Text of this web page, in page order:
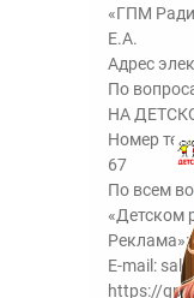
«ГПМ
Е.А.
Адрес
По
НА
Номер
67
По всем
«Детском
Реклама»:
E-mail:
https://